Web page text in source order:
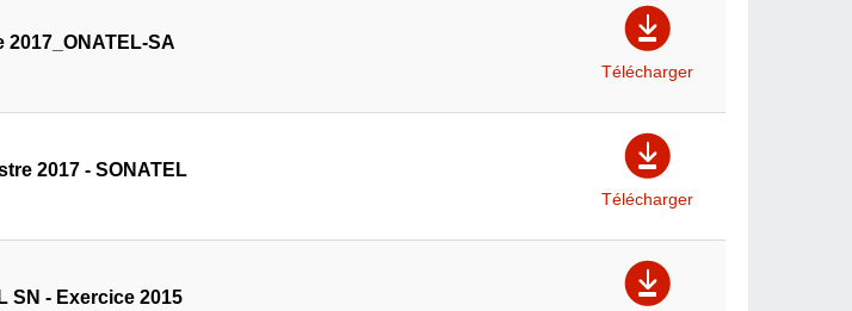
SA
Télécharger
2017 - SONATEL
Télécharger
SN - Exercice 2015